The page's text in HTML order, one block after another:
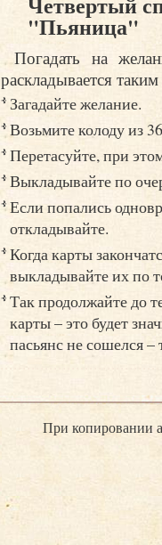
"Пьяница"
Погадать на
раскладывается
Загадайте желание.
Возьмите колоду из
Перетасуйте, при
Выкладывайте по
Если попались
откладывайте.
Когда карты
выкладывайте их по
Так продолжайте до
карты – это будет
пасьянс не сошелся –
При копировании